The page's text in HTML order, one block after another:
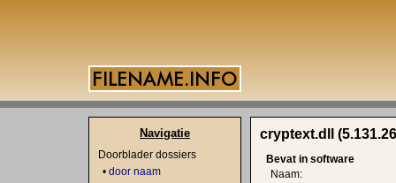
cryptext.dll
Bevat in software
Naam:
Navigatie
Doorblader dossiers
• door naam